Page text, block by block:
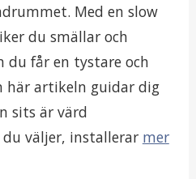
Med en slow
du smällar och
du får en tystare och
här artikeln guidar dig
sits är värd
väljer, installerar mer